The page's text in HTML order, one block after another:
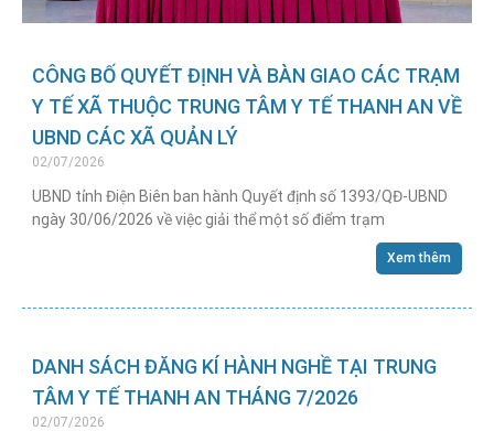
CÔNG BỐ QUYẾT ĐỊNH VÀ BÀN GIAO CÁC TRẠM
Y TẾ XÃ THUỘC TRUNG TÂM Y TẾ THANH AN VỀ
UBND CÁC XÃ QUẢN LÝ
02/07/2026
UBND tỉnh Điện Biên ban hành Quyết định số 1393/QĐ-UBND
ngày 30/06/2026 về việc giải thể một số điểm trạm
Xem thêm
DANH SÁCH ĐĂNG KÍ HÀNH NGHỀ TẠI TRUNG
TÂM Y TẾ THANH AN THÁNG 7/2026
02/07/2026